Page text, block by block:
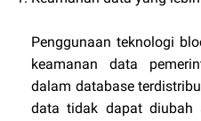
Penggunaan teknologi
keamanan data
dalam database
data tidak dapat diubah